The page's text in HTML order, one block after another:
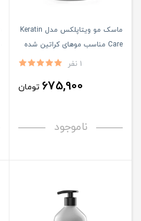
ماسک مو ویتاپلکس مدل Keratin
Care مناسب موهای کراتین شده
1 نفر
675,900 تومان
ناموجود